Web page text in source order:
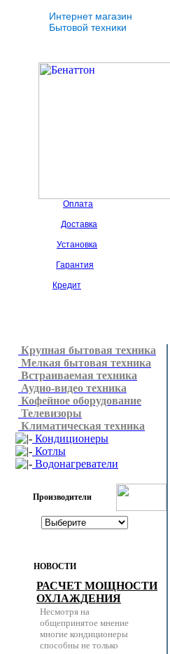
Интернет магазин
Бытовой техники
Оплата
Доставка
Установка
Гарантия
Кредит
Крупная бытовая техника
Мелкая бытовая техника
Встраиваемая техника
Аудио-видео техника
Кофейное оборудование
Телевизоры
Климатическая техника
Кондиционеры
Котлы
Водонагреватели
Производители
НОВОСТИ
РАСЧЕТ МОЩНОСТИ
ОХЛАЖДЕНИЯ
Несмотря на
общепринятое мнение
многие кондиционеры
способны не только